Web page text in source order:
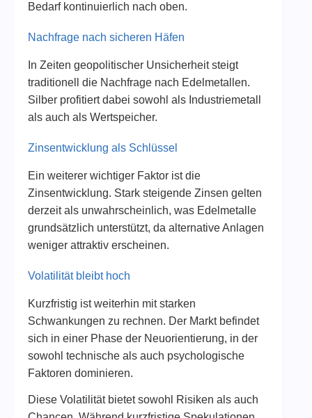
Bedarf kontinuierlich nach oben.
Nachfrage nach sicheren Häfen
In Zeiten geopolitischer Unsicherheit steigt
traditionell die Nachfrage nach Edelmetallen.
Silber profitiert dabei sowohl als Industriemetall
als auch als Wertspeicher.
Zinsentwicklung als Schlüssel
Ein weiterer wichtiger Faktor ist die
Zinsentwicklung. Stark steigende Zinsen gelten
derzeit als unwahrscheinlich, was Edelmetalle
grundsätzlich unterstützt, da alternative Anlagen
weniger attraktiv erscheinen.
Volatilität bleibt hoch
Kurzfristig ist weiterhin mit starken
Schwankungen zu rechnen. Der Markt befindet
sich in einer Phase der Neuorientierung, in der
sowohl technische als auch psychologische
Faktoren dominieren.
Diese Volatilität bietet sowohl Risiken als auch